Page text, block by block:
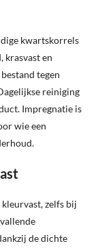
kwartskorrels
krasvast en
tegen
reiniging
Impregnatie is
wie een
zelfs bij
de dichte